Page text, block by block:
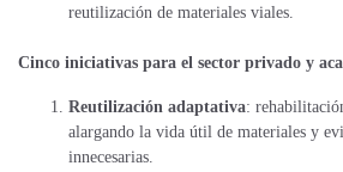
reutilización de materiales viales.
Cinco iniciativas para el sector privado y
Reutilización adaptativa:
alargando la vida útil de materiales y
innecesarias.